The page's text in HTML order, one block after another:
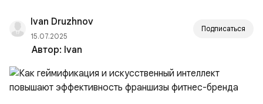
Ivan Druzhnov
15.07.2025
Подписаться
Автор: Ivan